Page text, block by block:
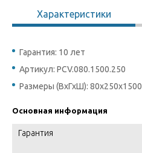
Характеристики
Гарантия: 10 лет
Артикул: PCV.080.1500.250
Размеры (ВхГхШ): 80х250х1500
Основная информация
Гарантия